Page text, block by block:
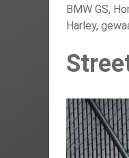
BMW GS,
Harley,